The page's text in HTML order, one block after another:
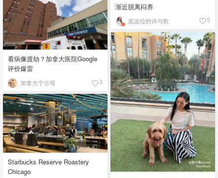
渐近脱离闷养
底波拉的诗与歌 5
看病像渡劫？加拿大医院Google
评价爆雷
加拿大宁古塔 3
Starbucks Reserve Roastery
Chicago